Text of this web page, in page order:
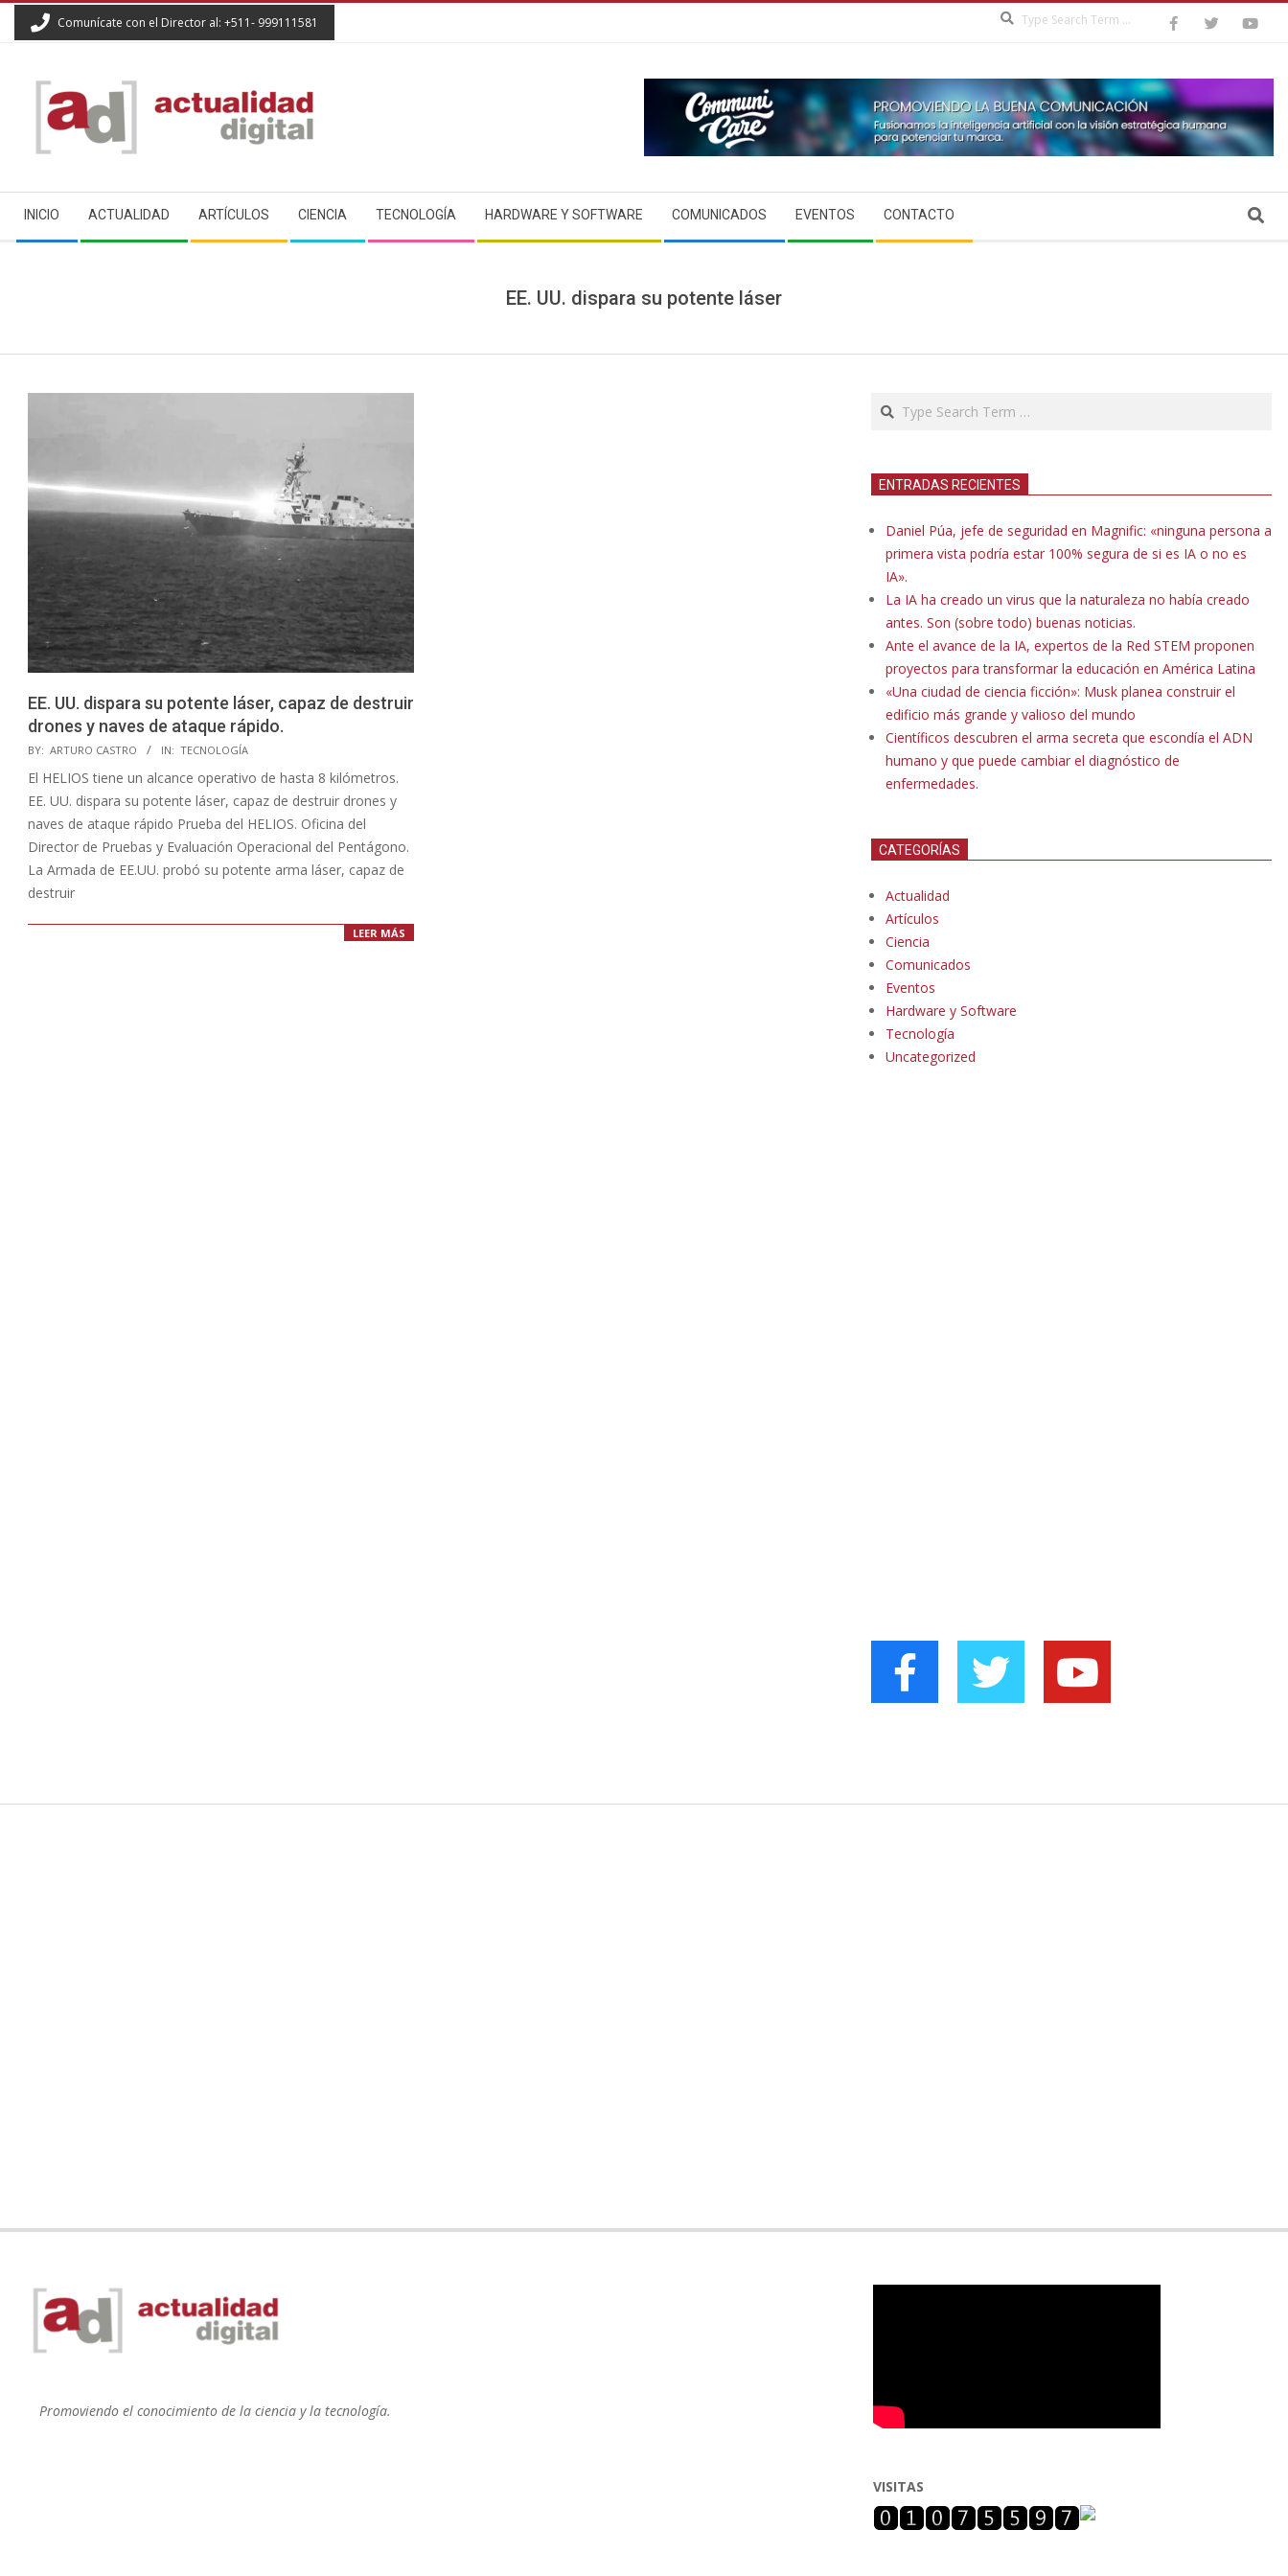
Comunícate con el Director al: +511- 999111581
ACTUALIDAD
DIGITAL
Navigation
Menu
INICIO ACTUALIDAD ARTÍCULOS CIENCIA TECNOLOGÍA HARDWARE Y SOFTWARE COMUNICADOS EVENTOS CONTACTO Search
EE. UU. dispara su potente láser
EE. UU. dispara su potente láser, capaz de destruir
drones y naves de ataque rápido.
2025-
02-
05
BY: ARTURO CASTRO IN: TECNOLOGÍA
El HELIOS tiene un alcance operativo de hasta 8 kilómetros.
EE. UU. dispara su potente láser, capaz de destruir drones y
naves de ataque rápido Prueba del HELIOS. Oficina del
Director de Pruebas y Evaluación Operacional del Pentágono.
La Armada de EE.UU. probó su potente arma láser, capaz de
destruir
LEER MÁS
Search
ENTRADAS RECIENTES
Daniel Púa, jefe de seguridad en Magnific: «ninguna persona a
primera vista podría estar 100% segura de si es IA o no es
IA».
La IA ha creado un virus que la naturaleza no había creado
antes. Son (sobre todo) buenas noticias.
Ante el avance de la IA, expertos de la Red STEM proponen
proyectos para transformar la educación en América Latina
«Una ciudad de ciencia ficción»: Musk planea construir el
edificio más grande y valioso del mundo
Científicos descubren el arma secreta que escondía el ADN
humano y que puede cambiar el diagnóstico de
enfermedades.
CATEGORÍAS
Actualidad
Artículos
Ciencia
Comunicados
Eventos
Hardware y Software
Tecnología
Uncategorized
Promoviendo el conocimiento de la ciencia y la tecnología.
VISITAS